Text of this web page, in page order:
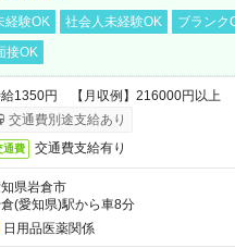
経験OK 社会人未経験OK
ブランク
接OK
1350円 【月収例】216000円以上
交通費別途支給あり
通費 交通費支給有り
県岩倉市
(愛知県)駅から車8分
日用品医薬関係